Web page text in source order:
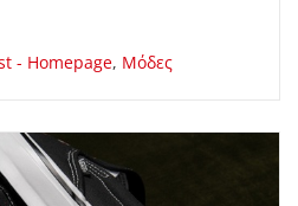
- Homepage, Μόδες